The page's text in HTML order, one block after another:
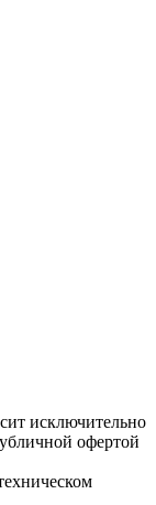
исключительно
офертой